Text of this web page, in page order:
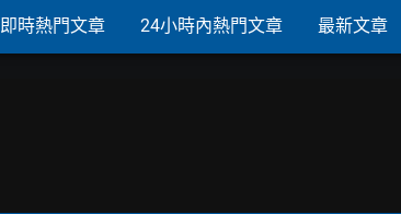
即時熱門文章 24小時內熱門文章 最新文章